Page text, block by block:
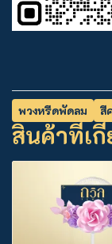
พวงหรีดพัดลม สี
สินค้าที่เ